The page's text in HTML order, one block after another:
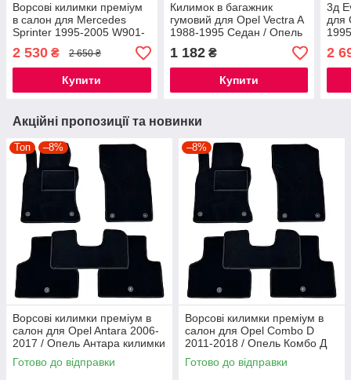
Ворсові килимки преміум
в салон для Mercedes
Sprinter 1995-2005 W901-
W905 Дубль кабіна /
Мерседес Спрінтер
килимки
2 530 ₴ 2 650 ₴
Купити
Килимок в багажник
гумовий для Opel Vectra A
1988-1995 Седан / Опель
Вектра А автогум
1 182₴
Купити
3д
для
2
Акційні пропозиції та новинки
Топ –8%
Ворсові килимки преміум в
салон для Opel Antara 2006-
2017 / Опель Антара килимки
Готово до відправки
–8%
Ворсові килимки преміум в
салон для Opel Combo D
2011-2018 / Опель Комбо Д
килимки
Готово до відправки